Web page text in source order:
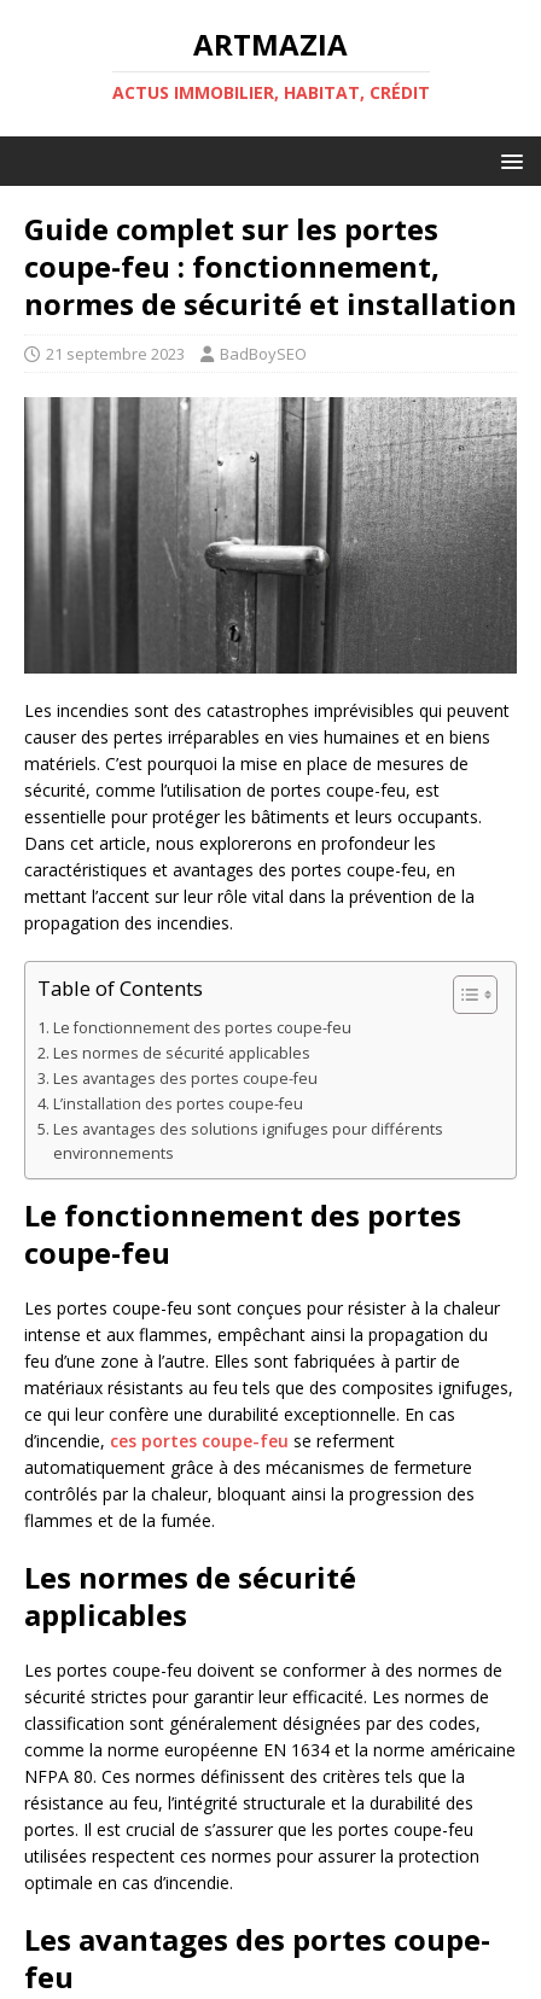
ARTMAZIA
ACTUS IMMOBILIER, HABITAT, CRÉDIT
Guide complet sur les portes
coupe-feu : fonctionnement,
normes de sécurité et installation
21 septembre 2023 BadBoySEO
Les incendies sont des catastrophes imprévisibles qui peuvent
causer des pertes irréparables en vies humaines et en biens
matériels. C’est pourquoi la mise en place de mesures de
sécurité, comme l’utilisation de portes coupe-feu, est
essentielle pour protéger les bâtiments et leurs occupants.
Dans cet article, nous explorerons en profondeur les
caractéristiques et avantages des portes coupe-feu, en
mettant l’accent sur leur rôle vital dans la prévention de la
propagation des incendies.
Table of Contents
Le fonctionnement des portes coupe-feu
Les normes de sécurité applicables
Les avantages des portes coupe-feu
L’installation des portes coupe-feu
Les avantages des solutions ignifuges pour différents
environnements
Le fonctionnement des portes
coupe-feu
Les portes coupe-feu sont conçues pour résister à la chaleur
intense et aux flammes, empêchant ainsi la propagation du
feu d’une zone à l’autre. Elles sont fabriquées à partir de
matériaux résistants au feu tels que des composites ignifuges,
ce qui leur confère une durabilité exceptionnelle. En cas
d’incendie, ces portes coupe-feu se referment
automatiquement grâce à des mécanismes de fermeture
contrôlés par la chaleur, bloquant ainsi la progression des
flammes et de la fumée.
Les normes de sécurité
applicables
Les portes coupe-feu doivent se conformer à des normes de
sécurité strictes pour garantir leur efficacité. Les normes de
classification sont généralement désignées par des codes,
comme la norme européenne EN 1634 et la norme américaine
NFPA 80. Ces normes définissent des critères tels que la
résistance au feu, l’intégrité structurale et la durabilité des
portes. Il est crucial de s’assurer que les portes coupe-feu
utilisées respectent ces normes pour assurer la protection
optimale en cas d’incendie.
Les avantages des portes coupe-
feu